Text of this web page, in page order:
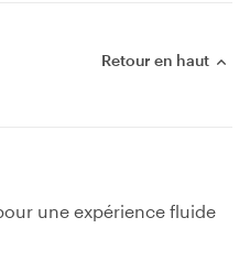
Retour en haut
une expérience fluide